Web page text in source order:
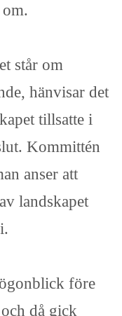
står om
hänvisar det
tillsatte i
Kommittén
anser att
landskapet
före
då gick